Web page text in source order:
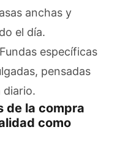
anchas y
el día.
específicas
pensadas
diario.
de la compra
como